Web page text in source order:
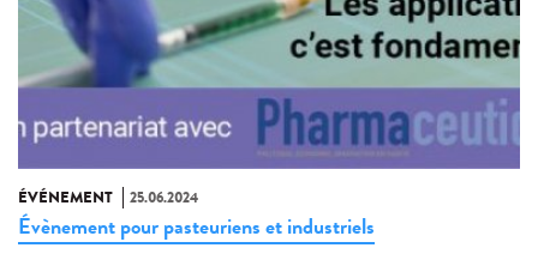
ÉVÉNEMENT 25.06.2024
Évènement pour pasteuriens et industriels